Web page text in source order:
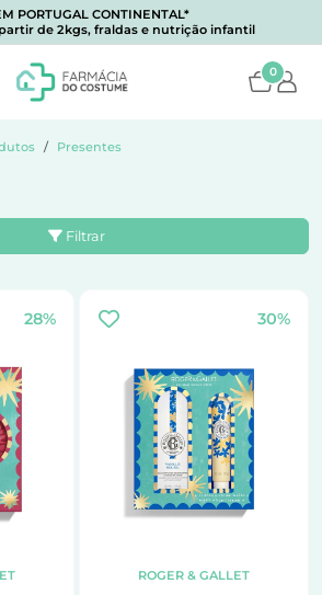
PORTUGAL CONTINENTAL*
de 2kgs, fraldas e nutrição infantil
0
Presentes
Filtrar
28% 30%
ROGER & GALLET